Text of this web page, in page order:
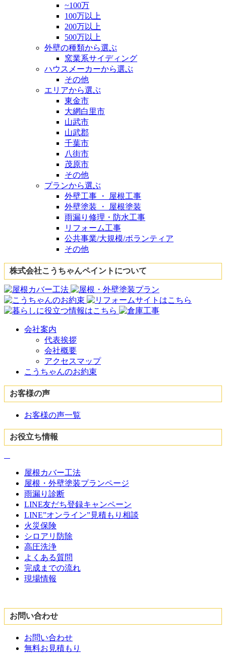
~100万
100万以上
200万以上
500万以上
外壁の種類から選ぶ
窯業系サイディング
ハウスメーカーから選ぶ
その他
エリアから選ぶ
東金市
大網白里市
山武市
山武郡
千葉市
八街市
茂原市
その他
プランから選ぶ
外壁工事 ・ 屋根工事
外壁塗装 ・ 屋根塗装
雨漏り修理・防水工事
リフォーム工事
公共事業/大規模/ボランティア
その他
株式会社こうちゃんペイントについて
会社案内
代表挨拶
会社概要
アクセスマップ
こうちゃんのお約束
お客様の声
お客様の声一覧
お役立ち情報
屋根カバー工法
屋根・外壁塗装プランページ
雨漏り診断
LINE友だち登録キャンペーン
LINE”オンライン”見積もり相談
火災保険
シロアリ防除
高圧洗浄
よくある質問
完成までの流れ
現場情報
お問い合わせ
お問い合わせ
無料お見積もり